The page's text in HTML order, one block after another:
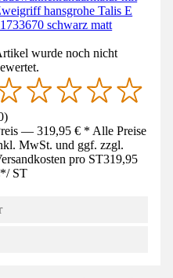
hansgrohe Talis E
schwarz matt
wurde noch nicht
)
— 319,95 € * Alle Preise
MwSt. und ggf. zzgl.
pro ST319,95
*/ ST